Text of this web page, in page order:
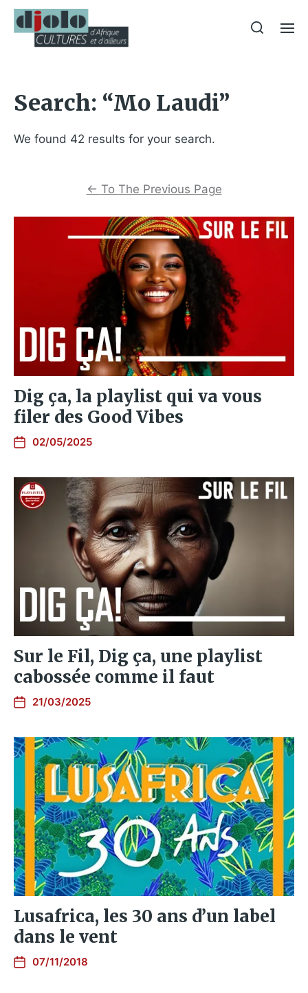
Search: “Mo Laudi”
We found 42 results for your search.
← To The Previous Page
Dig ça, la playlist qui va vous
filer des Good Vibes
02/05/2025
Sur le Fil, Dig ça, une playlist
cabossée comme il faut
21/03/2025
Lusafrica, les 30 ans d’un label
dans le vent
07/11/2018